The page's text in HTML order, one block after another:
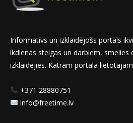
Informatīvs un izklaidējošs portāls
ikdienas steigas un darbiem, smelies
izklaidējies. Katram portāla
+371 28880751
info@freetime.lv